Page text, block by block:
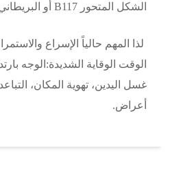
الشكل المتحور B117 أو البريطاني
لذا المهم حالياً الإسراع
الوقت الوقاية الشديدة:الوجه
غسل اليدين، تهوية المكان،
أعراض.